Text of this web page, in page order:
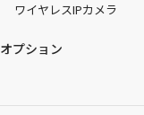
ワイヤレスIPカメラ
オプション